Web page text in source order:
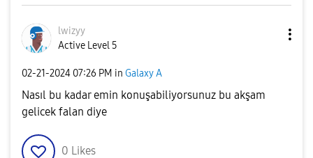
lwizyy
Active Level 5
‎02-21-2024 07:26 PM in Galaxy A
Nasıl bu kadar emin konuşabiliyorsunuz bu akşam
gelicek falan diye
0 Likes